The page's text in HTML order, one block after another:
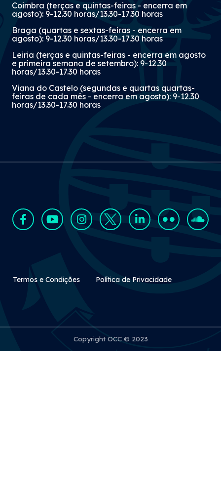
Coimbra (terças e quintas-feiras - encerra em
agosto): 9-12.30 horas/13.30-17.30 horas
Braga (quartas e sextas-feiras - encerra em
agosto): 9-12.30 horas/13.30-17.30 horas
Leiria (terças e quintas-feiras - encerra em agosto
e primeira semana de setembro): 9-12.30
horas/13.30-17.30 horas
Viana do Castelo (segundas e quartas quartas-
feiras de cada mês - encerra em agosto): 9-12.30
horas/13.30-17.30 horas
Rodapé Secundário
Termos e Condições Política de Privacidade
Copyright OCC © 2023